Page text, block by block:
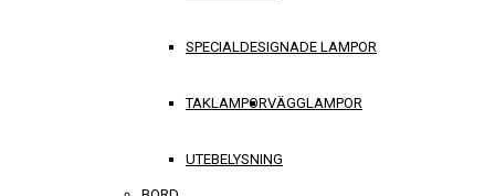
SPECIALDESIGNADE LAMPOR
TAKLAMPORVÄGGLAMPOR
UTEBELYSNING